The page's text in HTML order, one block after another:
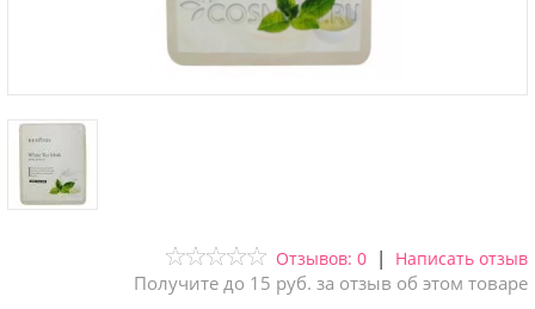
Отзывов: 0 | Написать отзыв
Получите до 15 руб. за отзыв об этом товаре